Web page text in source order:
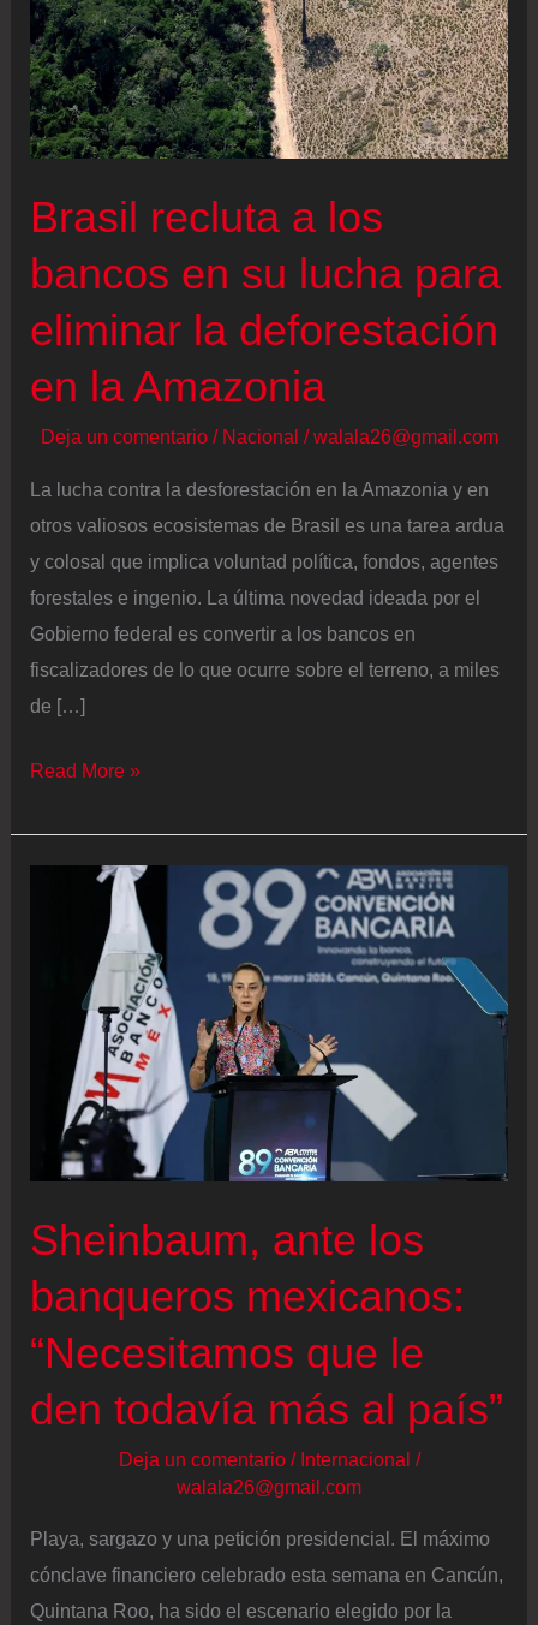
Brasil recluta a los
bancos en su lucha para
eliminar la deforestación
en la Amazonia
Deja un comentario / Nacional /walala26@gmail.com
La lucha contra la desforestación en la Amazonia y en
otros valiosos ecosistemas de Brasil es una tarea ardua
y colosal que implica voluntad política, fondos, agentes
forestales e ingenio. La última novedad ideada por el
Gobierno federal es convertir a los bancos en
fiscalizadores de lo que ocurre sobre el terreno, a miles
de […]
Brasil
a
eliminar
deforestación
la
Read More »
Sheinbaum, ante los
banqueros mexicanos:
“Necesitamos que le
den todavía más al país”
Deja un comentario / Internacional /
walala26@gmail.com
Playa, sargazo y una petición presidencial. El máximo
cónclave financiero celebrado esta semana en Cancún,
Quintana Roo, ha sido el escenario elegido por la